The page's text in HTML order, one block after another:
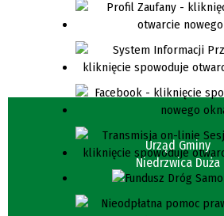
Urząd Gminy
Niedrzwica Duża